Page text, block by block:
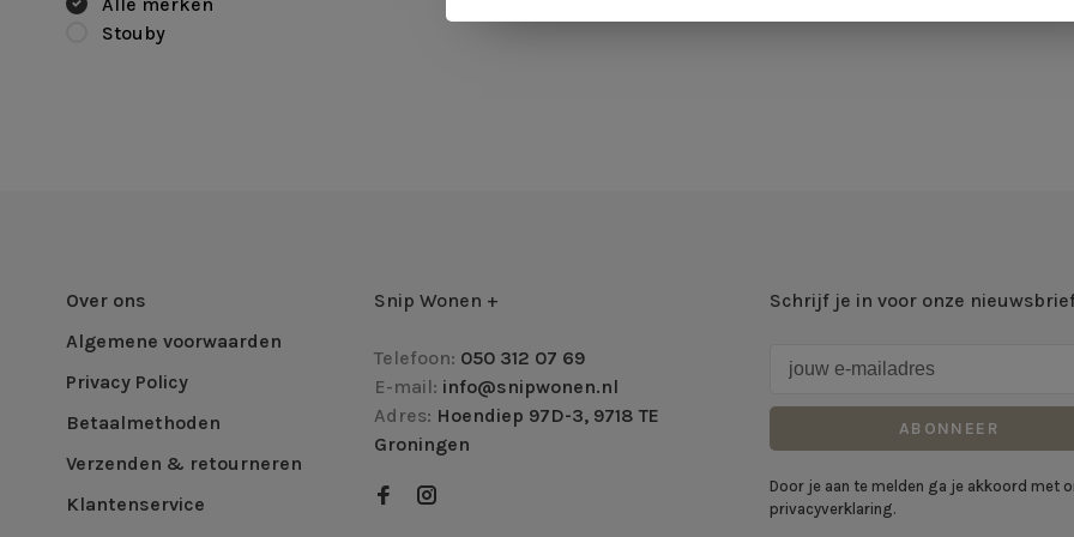
Stouby
Over ons
Algemene voorwaarden
Privacy Policy
Betaalmethoden
Verzenden & retourneren
Klantenservice
Snip Wonen +
Telefoon: 050 312 07 69
E-mail: info@snipwonen.nl
Adres: Hoendiep 97D-3, 9718 TE
Groningen
Schrijf je in voor onze
ABONNEER
Door je aan te melden ga je akkoord met
privacyverklaring.